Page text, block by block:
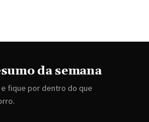
da semana
fique por dentro do que